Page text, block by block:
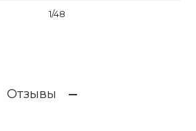
1/48
Отзывы